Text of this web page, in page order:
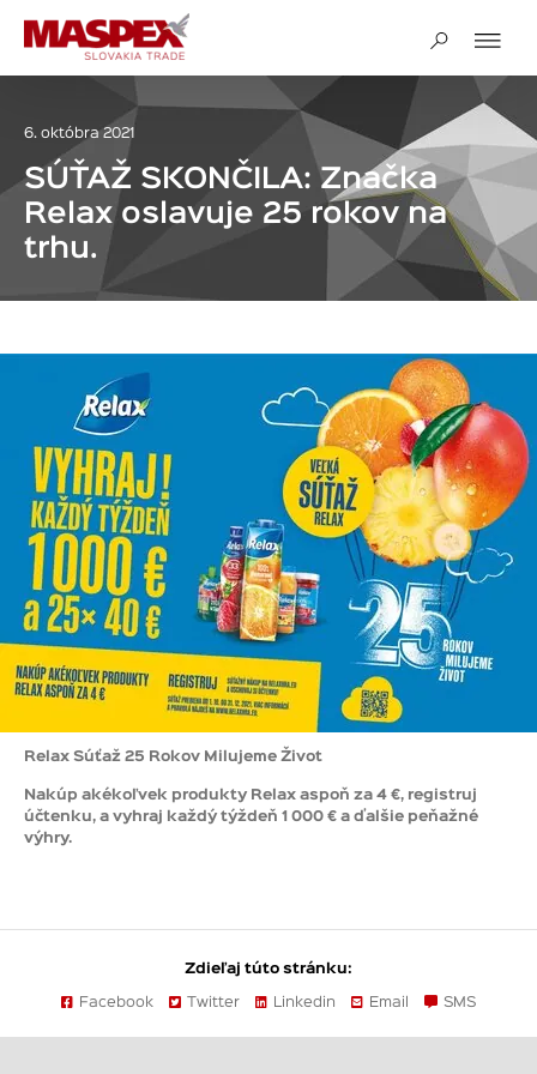
6. októbra 2021
SÚŤAŽ SKONČILA: Značka
Relax oslavuje 25 rokov na
trhu.
Relax Súťaž 25 Rokov Milujeme Život
Nakúp akékoľvek produkty Relax aspoň za 4 €, registruj
účtenku, a vyhraj každý týždeň 1 000 € a ďalšie peňažné
výhry.
Zdieľaj túto stránku:
Facebook Twitter Linkedin Email SMS